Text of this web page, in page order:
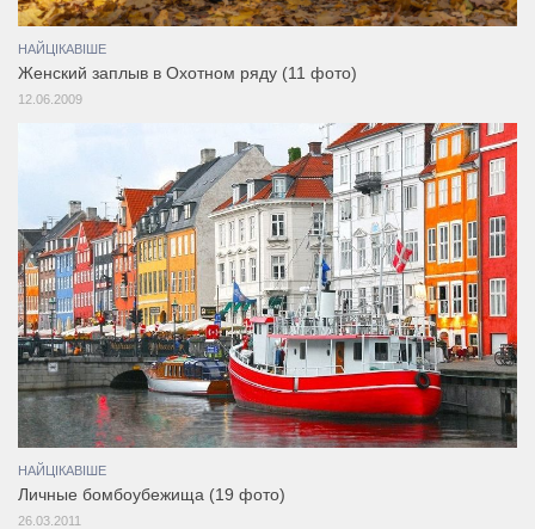
НАЙЦІКАВІШЕ
Женский заплыв в Охотном ряду (11 фото)
12.06.2009
НАЙЦІКАВІШЕ
Личные бомбоубежища (19 фото)
26.03.2011